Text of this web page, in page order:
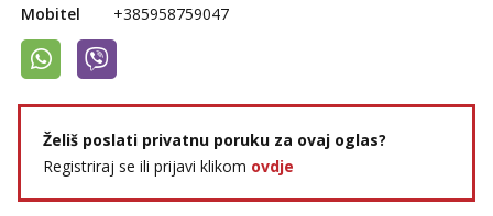
Mobitel
+385958759047
Želiš poslati privatnu poruku za ovaj oglas?
Registriraj se ili prijavi klikom ovdje